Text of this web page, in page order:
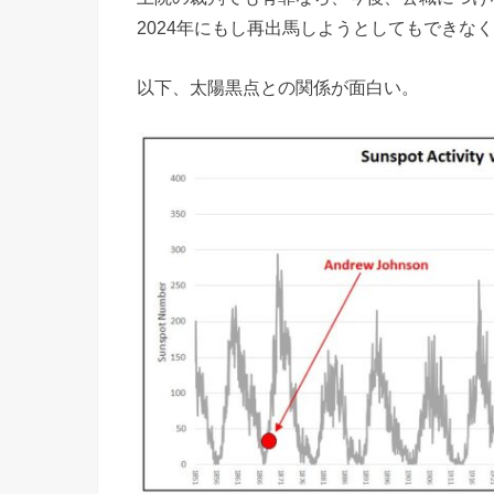
2024年にもし再出馬しようとしてもできな
以下、太陽黒点との関係が面白い。